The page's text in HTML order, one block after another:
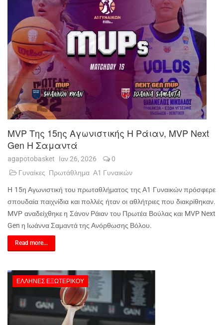
MVP Της 15ης Αγωνιστικής Η Ράιαν, MVP Next
Gen Η Σαμαντά
agapotobasket Ιαν 26, 2026
0
Γυναίκες Πρωτάθλημα Α1 Γυναικών
Η 15η Αγωνιστική του πρωταθλήματος της Α1 Γυναικών πρόσφερε
σπουδαία παιχνίδια και πολλές ήταν οι αθλήτριες που διακρίθηκαν.
MVP αναδείχθηκε η Σάνον Ράιαν του Πρωτέα Βούλας και MVP Next
Gen η Ιωάννα Σαμαντά της Ανόρθωσης Βόλου.
Read more...
ΈΛΛΗΝΕΣ ΕΞΩΤΕΡΙΚΟΎ